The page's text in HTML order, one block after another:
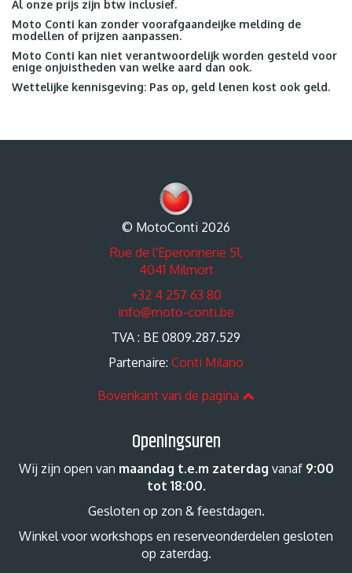
Al onze prijs zijn btw inclusief.
Moto Conti kan zonder voorafgaandeijke melding de
modellen of prijzen aanpassen.
Moto Conti kan niet verantwoordelijk worden gesteld voor
enige onjuistheden van welke aard dan ook.
Wettelijke kennisgeving: Pas op, geld lenen kost ook geld.
© MotoConti 2026
Rue de l'Eperonnerie 51,
4041 Milmort
+32 4 257 63 80
info@moto-conti.be
TVA : BE 0809.287.529
Partenaire: Conti Milano
Bovenkant van de pagina
Openingsuren
Wij zijn open van maandag t.e.m zaterdag vanaf 9:00
tot 18:00.
Gesloten op zon & feestdagen.
Winkel voor workshops en reserveonderdelen gesloten
op zaterdag.